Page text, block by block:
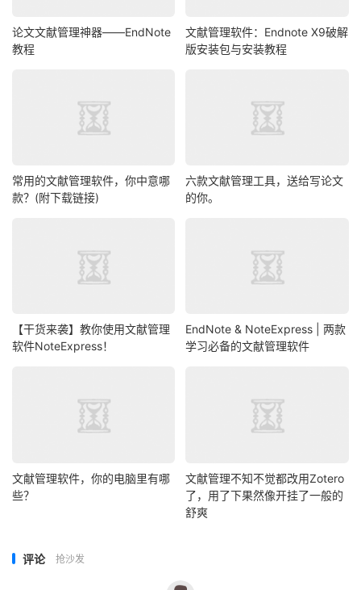
论文文献管理神器——EndNote
教程
文献管理软件：Endnote X9破解
版安装包与安装教程
常用的文献管理软件，你中意哪
款？(附下载链接)
六款文献管理工具，送给写论文
的你。
【干货来袭】教你使用文献管理
软件NoteExpress！
EndNote & NoteExpress | 两款
学习必备的文献管理软件
文献管理软件，你的电脑里有哪
些？
文献管理不知不觉都改用Zotero
了，用了下果然像开挂了一般的
舒爽
评论 抢沙发